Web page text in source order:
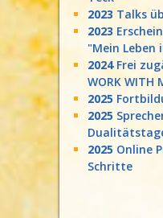
2023 Talks
2023
"Mein Leben
2024 Frei
WORK WITH
2025
2025
2025 Online
Schritte